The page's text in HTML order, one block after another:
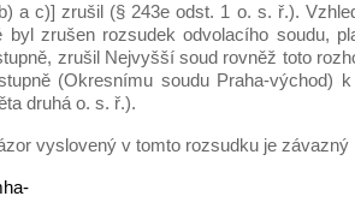
a c)] zrušil (§ 243e odst. 1 o. s. ř.).
byl zrušen rozsudek odvolacího soudu,
zrušil Nejvyšší soud rovněž toto
(Okresnímu soudu Praha-východ)
druhá o. s. ř.).
vyslovený v tomto rozsudku je závazný